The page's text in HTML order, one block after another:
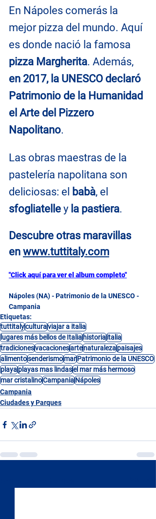
En Nápoles comerás la
mejor pizza del mundo. Aquí
es donde nació la famosa
pizza Margherita. Además,
en 2017, la UNESCO declaró
Patrimonio de la Humanidad
el Arte del Pizzero
Napolitano.
Las obras maestras de la
pastelería napolitana son
deliciosas: el babà, el
sfogliatelle y la pastiera.
Descubre otras maravillas
en www.tuttitaly.com
"Click aquí para ver el album completo"
Nápoles (NA) - Patrimonio de la UNESCO -
Campania
Etiquetas:
tuttitalyculturaviajar a italia
lugares más bellos de Italiahistoriaitalia
tradicionesvacacionesartenaturalezapaisajes
alimentosenderismomarPatrimonio de la UNESCO
playaplayas mas lindasel mar más hermoso
mar cristalinoCampaniaNápoles
Campania
Ciudades y Parques